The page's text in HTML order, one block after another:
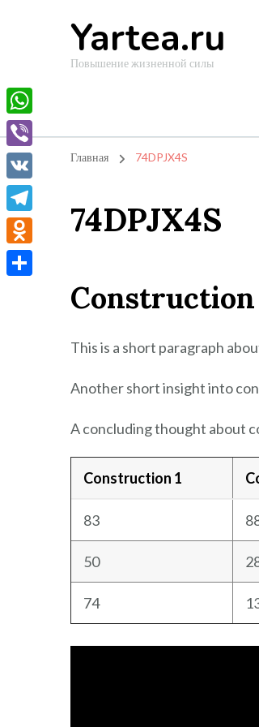
Yartea.ru
Повышение жизненной силы
Главная 74DPJX4S
74DPJX4S
This is a short paragraph
Another short insight into
A concluding thought about
Construction 1
83
50
74
WhatsApp
Viber
VK
Telegram
Odnoklassniki
Отправить